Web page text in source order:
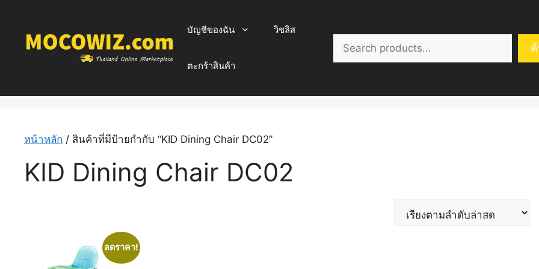
content
บัญชีของฉัน วิชลิส
ตะกร้าสินค้า
หน้าหลัก / สินค้าที่มีป้ายกำกับ “KID Dining Chair DC02”
KID Dining Chair DC02
ลดราคา!